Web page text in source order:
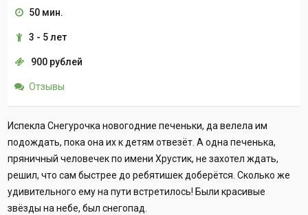
50 мин.
3 - 5 лет
900 рублей
Отзывы
Испекла Снегурочка новогодние печеньки, да велела им
подождать, пока она их к детям отвезёт. А одна печенька,
пряничный человечек по имени Хрустик, не захотел ждать,
решил, что сам быстрее до ребятишек доберётся. Сколько же
удивительного ему на пути встретилось! Были красивые
звёзды на небе, был снегопад.